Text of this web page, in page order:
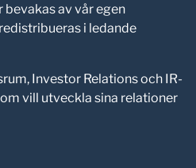
av vår egen
i ledande
Investor Relations och IR-
vill utveckla sina relationer